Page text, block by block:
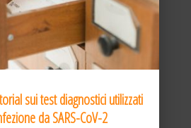
sui test diagnostici utilizzati
da SARS-CoV-2